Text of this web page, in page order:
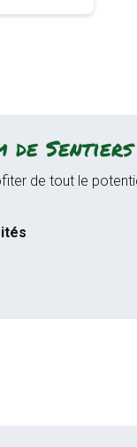
de tout le